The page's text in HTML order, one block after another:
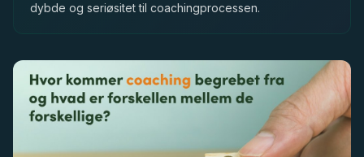
dybde og seriøsitet til coachingprocessen.